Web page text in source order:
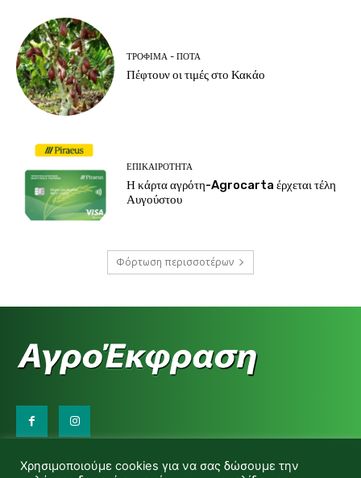
ΤΡΌΦΙΜΑ - ΠΟΤΆ
Πέφτουν οι τιμές στο Κακάο
ΕΠΙΚΑΙΡΌΤΗΤΑ
Η κάρτα αγρότη-Agrocarta έρχεται τέλη
Αυγούστου
Φόρτωση περισσοτέρων
d.makas@yahoo.gr
Χρησιμοποιούμε cookies για να σας δώσουμε την